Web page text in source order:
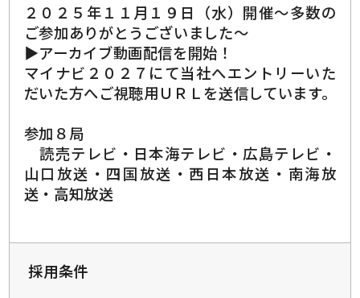
２０２５年１１月１９日（水）開催～多数の
ご参加ありがとうございました～
▶アーカイブ動画配信を開始！
マイナビ２０２７にて当社へエントリーいた
だいた方へご視聴用ＵＲＬを送信しています。
参加８局
読売テレビ・日本海テレビ・広島テレビ・
山口放送・四国放送・西日本放送・南海放
送・高知放送
採用条件